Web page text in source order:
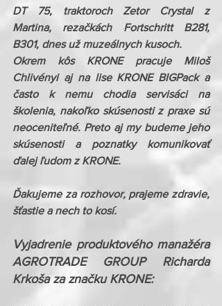
DT 75, traktoroch Zetor Crystal z
Martina, rezačkách Fortschritt B281,
B301, dnes už muzeálnych kusoch.
Okrem kôs KRONE pracuje Miloš
Chlivényi aj na lise KRONE BIGPack a
často k nemu chodia servisáci na
školenia, nakoľko skúsenosti z praxe sú
neoceniteľné. Preto aj my budeme jeho
skúsenosti a poznatky komunikovať
ďalej ľudom z KRONE.
Ďakujeme za rozhovor, prajeme zdravie,
šťastie a nech to kosí.
Vyjadrenie produktového manažéra
AGROTRADE GROUP Richarda
Krkoša za značku KRONE: